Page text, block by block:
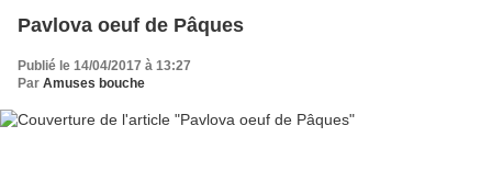
Pavlova oeuf de Pâques
Publié le 14/04/2017 à 13:27
Par Amuses bouche